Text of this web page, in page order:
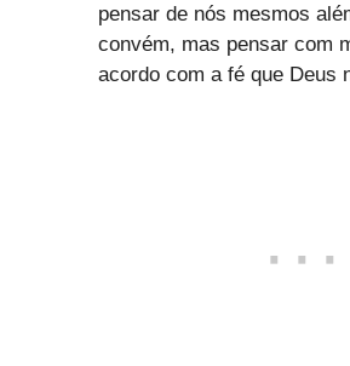
pensar de nós mesmos
convém, mas pensar com
acordo com a fé que Deus